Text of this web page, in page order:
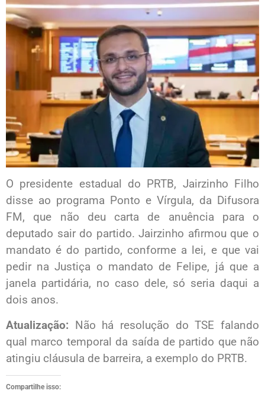
O presidente estadual do PRTB, Jairzinho Filho
disse ao programa Ponto e Vírgula, da Difusora
FM, que não deu carta de anuência para o
deputado sair do partido. Jairzinho afirmou que o
mandato é do partido, conforme a lei, e que vai
pedir na Justiça o mandato de Felipe, já que a
janela partidária, no caso dele, só seria daqui a
dois anos.
Atualização: Não há resolução do TSE falando
qual marco temporal da saída de partido que não
atingiu cláusula de barreira, a exemplo do PRTB.
Compartilhe isso: